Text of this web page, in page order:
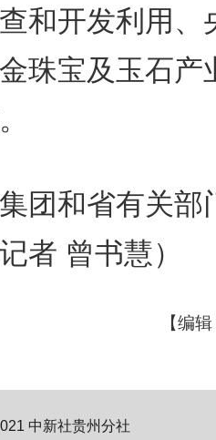
和开发利用、
珠宝及玉石产
和省有关部
者 曾书慧）
【编
中新社贵州分社